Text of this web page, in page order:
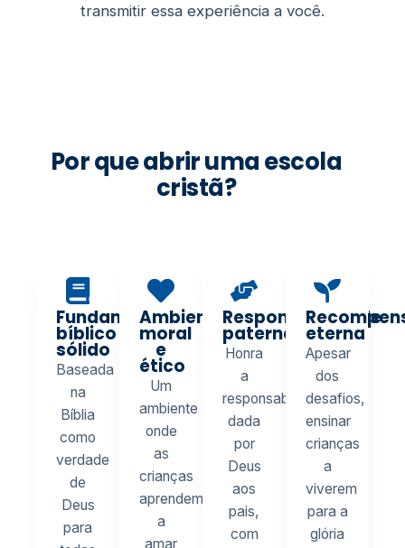
transmitir essa experiência a você.
Por que abrir uma escola
cristã?
Fundamento
bíblico
sólido
Baseada
na
Bíblia
como
verdade
de
Deus
para
Ambiente
moral
e
ético
Um
ambiente
onde
as
crianças
aprendem
a
amar
Responsabilidade
paternal
Honra
a
responsabilidade
dada
por
Deus
aos
pais,
com
eterna
Apesar
dos
desafios,
ensinar
crianças
a
viverem
para a
glória